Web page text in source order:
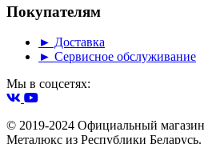
Покупателям
► Доставка
► Сервисное обслуживание
Мы в соцсетях:
© 2019-2024 Официальный
Металюкс из Республики Беларусь.